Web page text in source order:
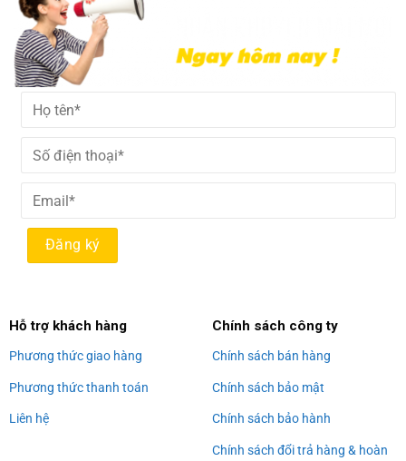
Hỗ trợ khách hàng
Phương thức giao hàng
Phương thức thanh toán
Liên hệ
Chính sách công ty
Chính sách bán hàng
Chính sách bảo mật
Chính sách bảo hành
Chính sách đổi trả hàng & hoàn